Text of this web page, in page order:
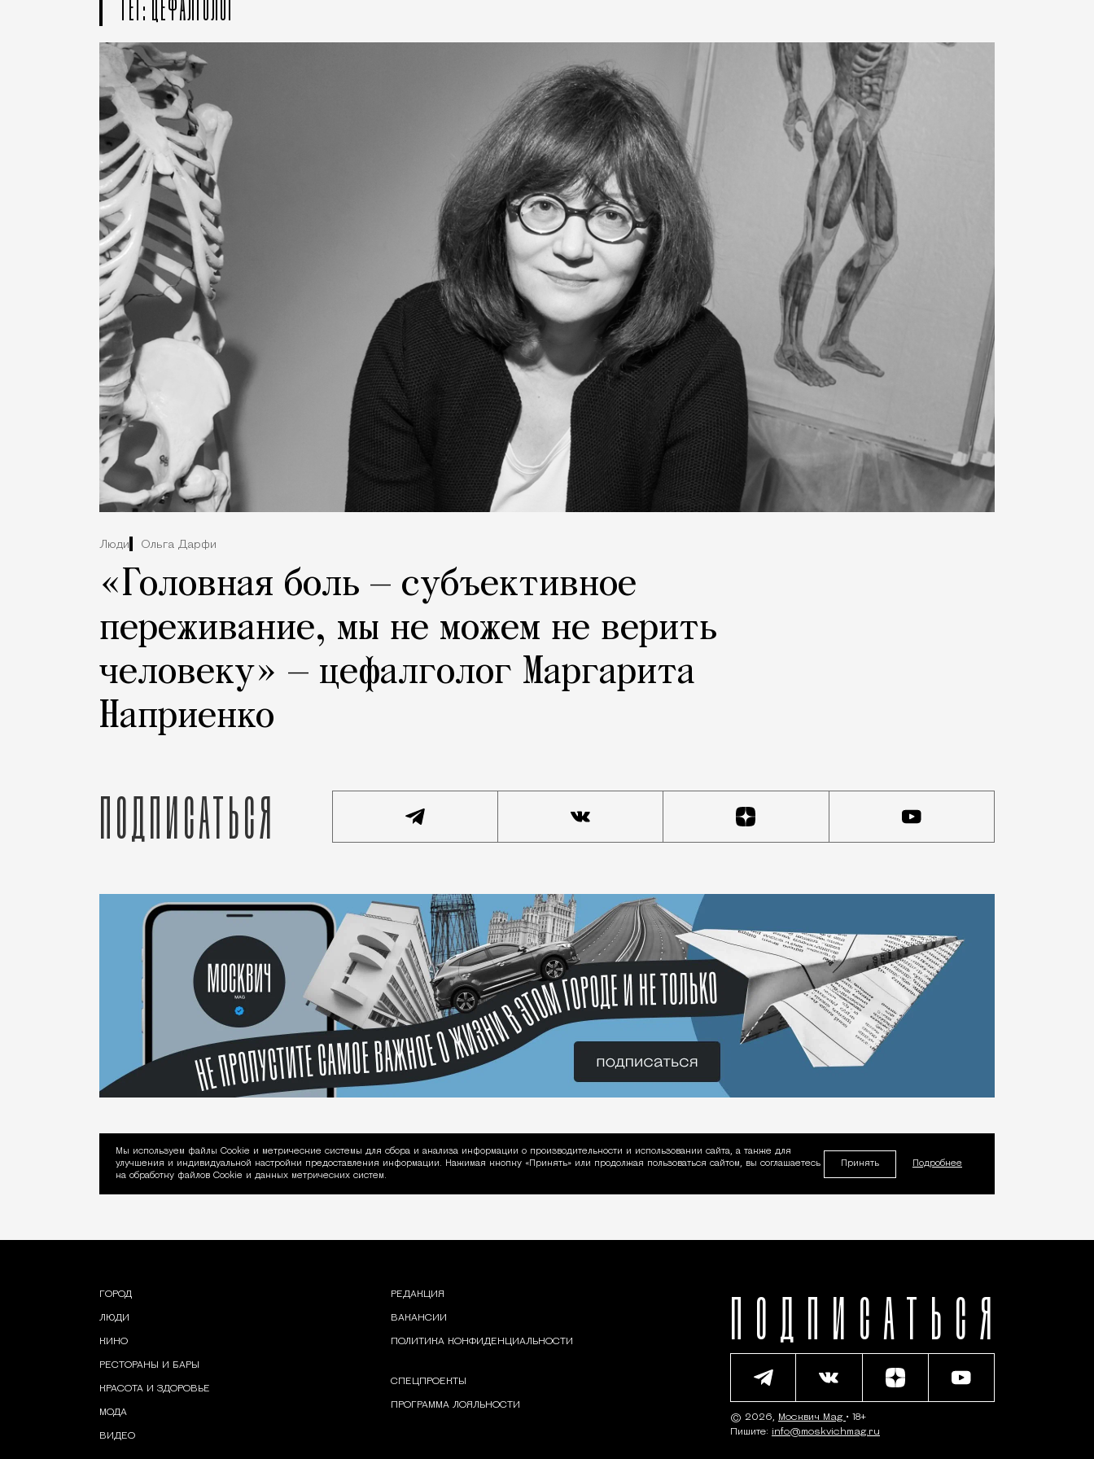
Люди Ольга Дарфи
«Головная боль — субъективное
переживание, мы не можем не верить
человеку» — цефалголог Маргарита
Наприенко
Подписаться
Уведомление об использовании Cookie
Мы используем файлы Сookie и метрические системы для сбора и анализа информации о производительности и использовании сайта, а также для
улучшения и индивидуальной настройки предоставления информации. Нажимая кнопку «Принять» или продолжая пользоваться сайтом, вы соглашаетесь
на обработку файлов Cookie и данных метрических систем.
Принять Подробнее
ГОРОД
ЛЮДИ
КИНО
РЕСТОРАНЫ И БАРЫ
КРАСОТА И ЗДОРОВЬЕ
МОДА
ВИДЕО
РЕДАКЦИЯ
ВАКАНСИИ
ПОЛИТИКА КОНФИДЕНЦИАЛЬНОСТИ
СПЕЦПРОЕКТЫ
ПРОГРАММА ЛОЯЛЬНОСТИ
ПОДПИСАТЬСЯ
© 2026, Москвич Mag • 18+
Пишите: info@moskvichmag.ru